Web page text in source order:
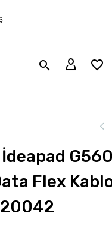
G560
Flex
20042